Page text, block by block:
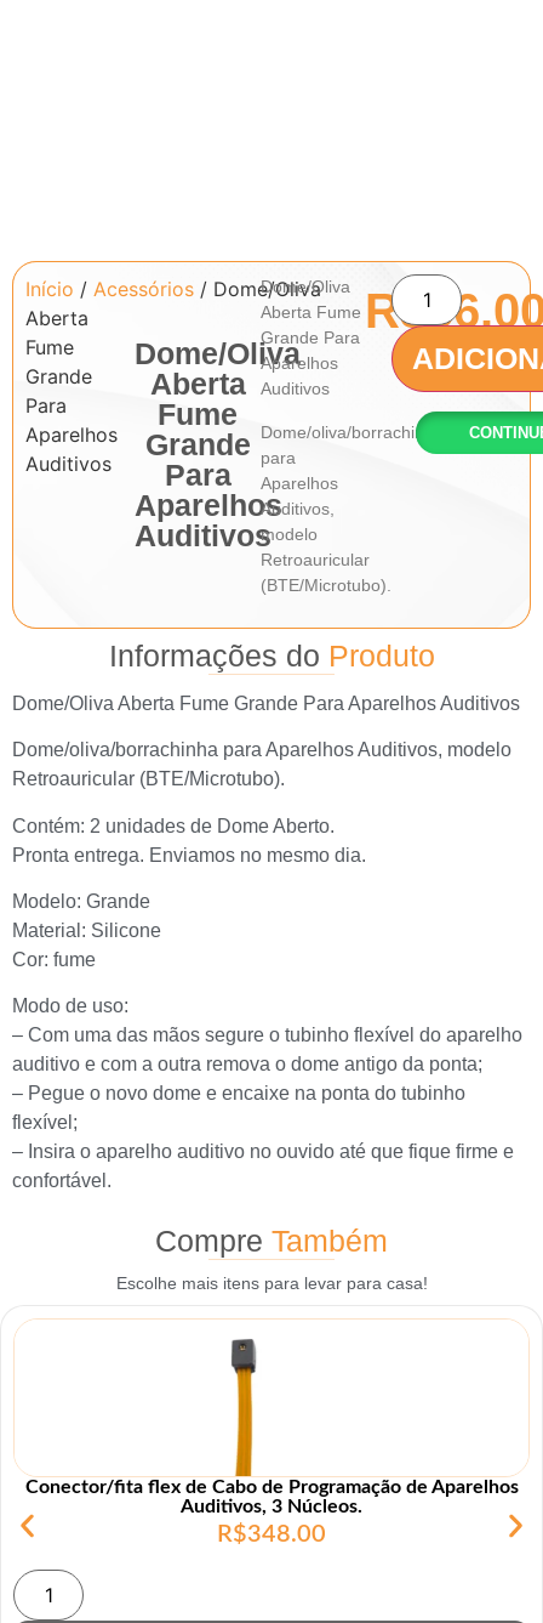
Início / Acessórios / Dome/Oliva
Aberta
Fume
Grande
Para
Aparelhos
Auditivos
Dome/Oliva
Aberta
Fume
Grande
Para
Aparelhos
Auditivos
Dome/Oliva
Aberta Fume
Grande Para
Aparelhos
Auditivos
Dome/oliva/borrachinha
para
Aparelhos
Auditivos,
modelo
Retroauricular
(BTE/Microtubo).
R$
Informações do Produto
Dome/Oliva Aberta Fume Grande Para Aparelhos Auditivos
Dome/oliva/borrachinha para Aparelhos Auditivos, modelo
Retroauricular (BTE/Microtubo).
Contém: 2 unidades de Dome Aberto.
Pronta entrega. Enviamos no mesmo dia.
Modelo: Grande
Material: Silicone
Cor: fume
Modo de uso:
– Com uma das mãos segure o tubinho flexível do aparelho
auditivo e com a outra remova o dome antigo da ponta;
– Pegue o novo dome e encaixe na ponta do tubinho
flexível;
– Insira o aparelho auditivo no ouvido até que fique firme e
confortável.
Compre Também
Escolhe mais itens para levar para casa!
Conector/fita flex de Cabo de Programação de Aparelhos
Auditivos, 3 Núcleos.
R$348.00